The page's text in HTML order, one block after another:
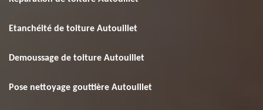
Etanchéité de toiture Autouillet
Demoussage de toiture Autouillet
Pose nettoyage gouttière Autouillet